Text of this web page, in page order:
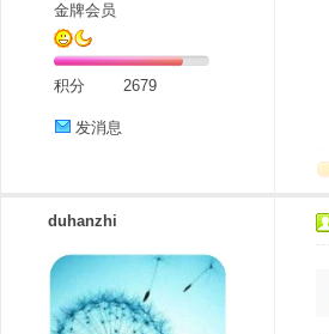
金牌会员
积分 2679
发消息
duhanzhi